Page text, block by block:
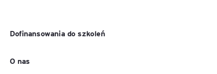
Dofinansowania do szkoleń
O nas